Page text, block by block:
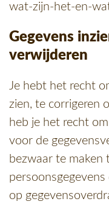
wat-zijn-het-en-
Gegevens
verwijderen
Je hebt het recht
zien, te corrigeren
heb je het recht
voor de
bezwaar te maken
op